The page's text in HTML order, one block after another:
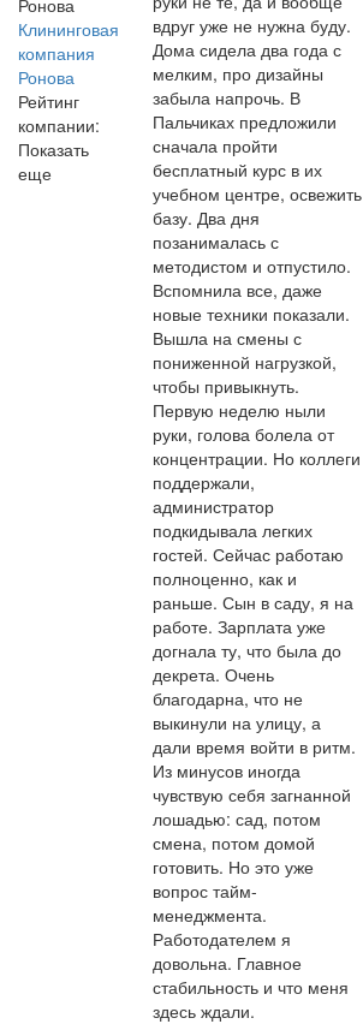
Клининговая
компания
Ронова
Рейтинг
компании:
Показать
еще
вдруг уже не нужна буду.
Дома сидела два года с
мелким, про дизайны
забыла напрочь. В
Пальчиках предложили
сначала пройти
бесплатный курс в их
учебном центре, освежить
базу. Два дня
позанималась с
методистом и отпустило.
Вспомнила все, даже
новые техники показали.
Вышла на смены с
пониженной нагрузкой,
чтобы привыкнуть.
Первую неделю ныли
руки, голова болела от
концентрации. Но коллеги
поддержали,
администратор
подкидывала легких
гостей. Сейчас работаю
полноценно, как и
раньше. Сын в саду, я на
работе. Зарплата уже
догнала ту, что была до
декрета. Очень
благодарна, что не
выкинули на улицу, а
дали время войти в ритм.
Из минусов иногда
чувствую себя загнанной
лошадью: сад, потом
смена, потом домой
готовить. Но это уже
вопрос тайм-
менеджмента.
Работодателем я
довольна. Главное
стабильность и что меня
здесь ждали.